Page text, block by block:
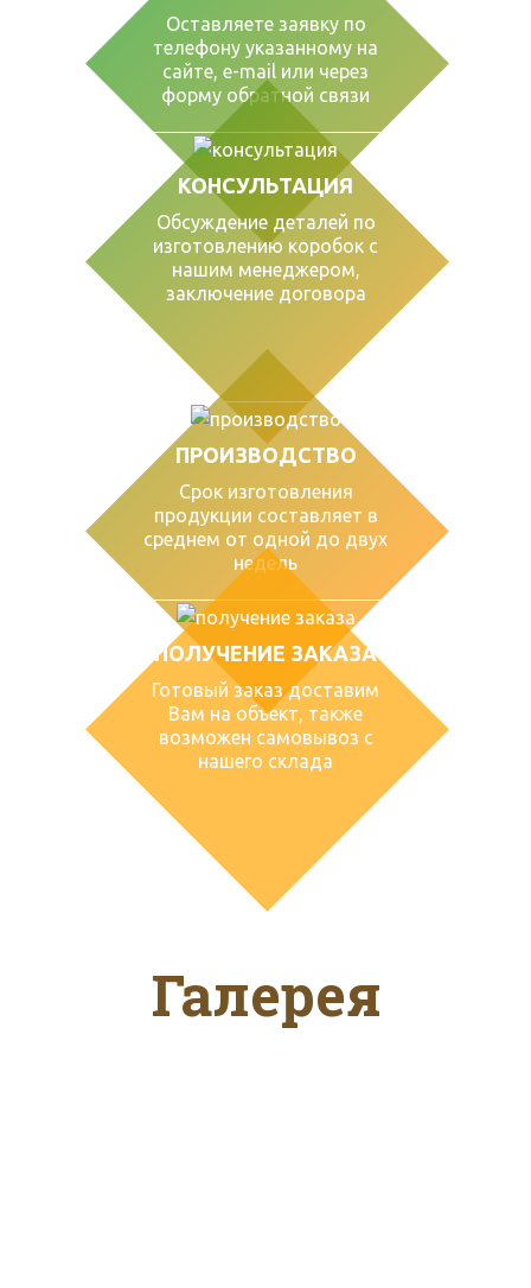
Оставляете заявку по
телефону указанному на
сайте, е-mail или через
форму обратной связи
КОНСУЛЬТАЦИЯ
Обсуждение деталей по
изготовлению коробок с
нашим менеджером,
заключение договора
ПРОИЗВОДСТВО
Срок изготовления
продукции составляет в
среднем от одной до двух
недель
ПОЛУЧЕНИЕ ЗАКАЗА
Готовый заказ доставим
Вам на объект, также
возможен самовывоз с
нашего склада
Галерея